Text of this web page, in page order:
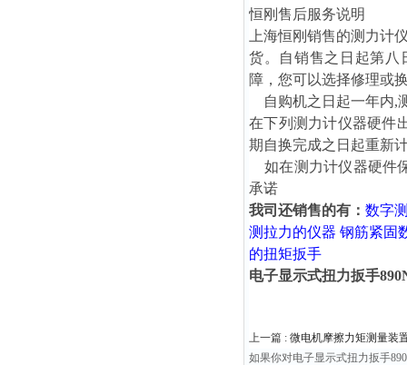
恒刚售后服务说明
上海恒刚销售的测力计
货。自销售之日起第八
障，您可以选择修理或
自购机之日起一年内,
在下列测力计仪器硬件
期自换完成之日起重新
如在测力计仪器硬件
承诺
我司还销售的有： 数字
测拉力的仪器 钢筋紧固
的扭矩扳手
电子显示式扭力扳手
上一篇 : 微电机摩擦力矩测量装
如果你对电子显示式扭力扳手